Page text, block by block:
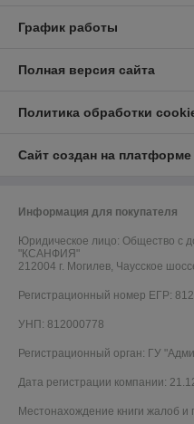
График работы
Полная версия сайта
Политика обработки
Сайт создан на платформе
Информация для покупателя
Юридическое лицо: Общество с
"КСАНФИЯ"
212004 г. Могилев, Чаусское
Регистрационный номер ЕГР:
УНП: 812000778
Регистрационный орган: ГУ
Дата регистрации компании:
Местонахождение книги жалоб